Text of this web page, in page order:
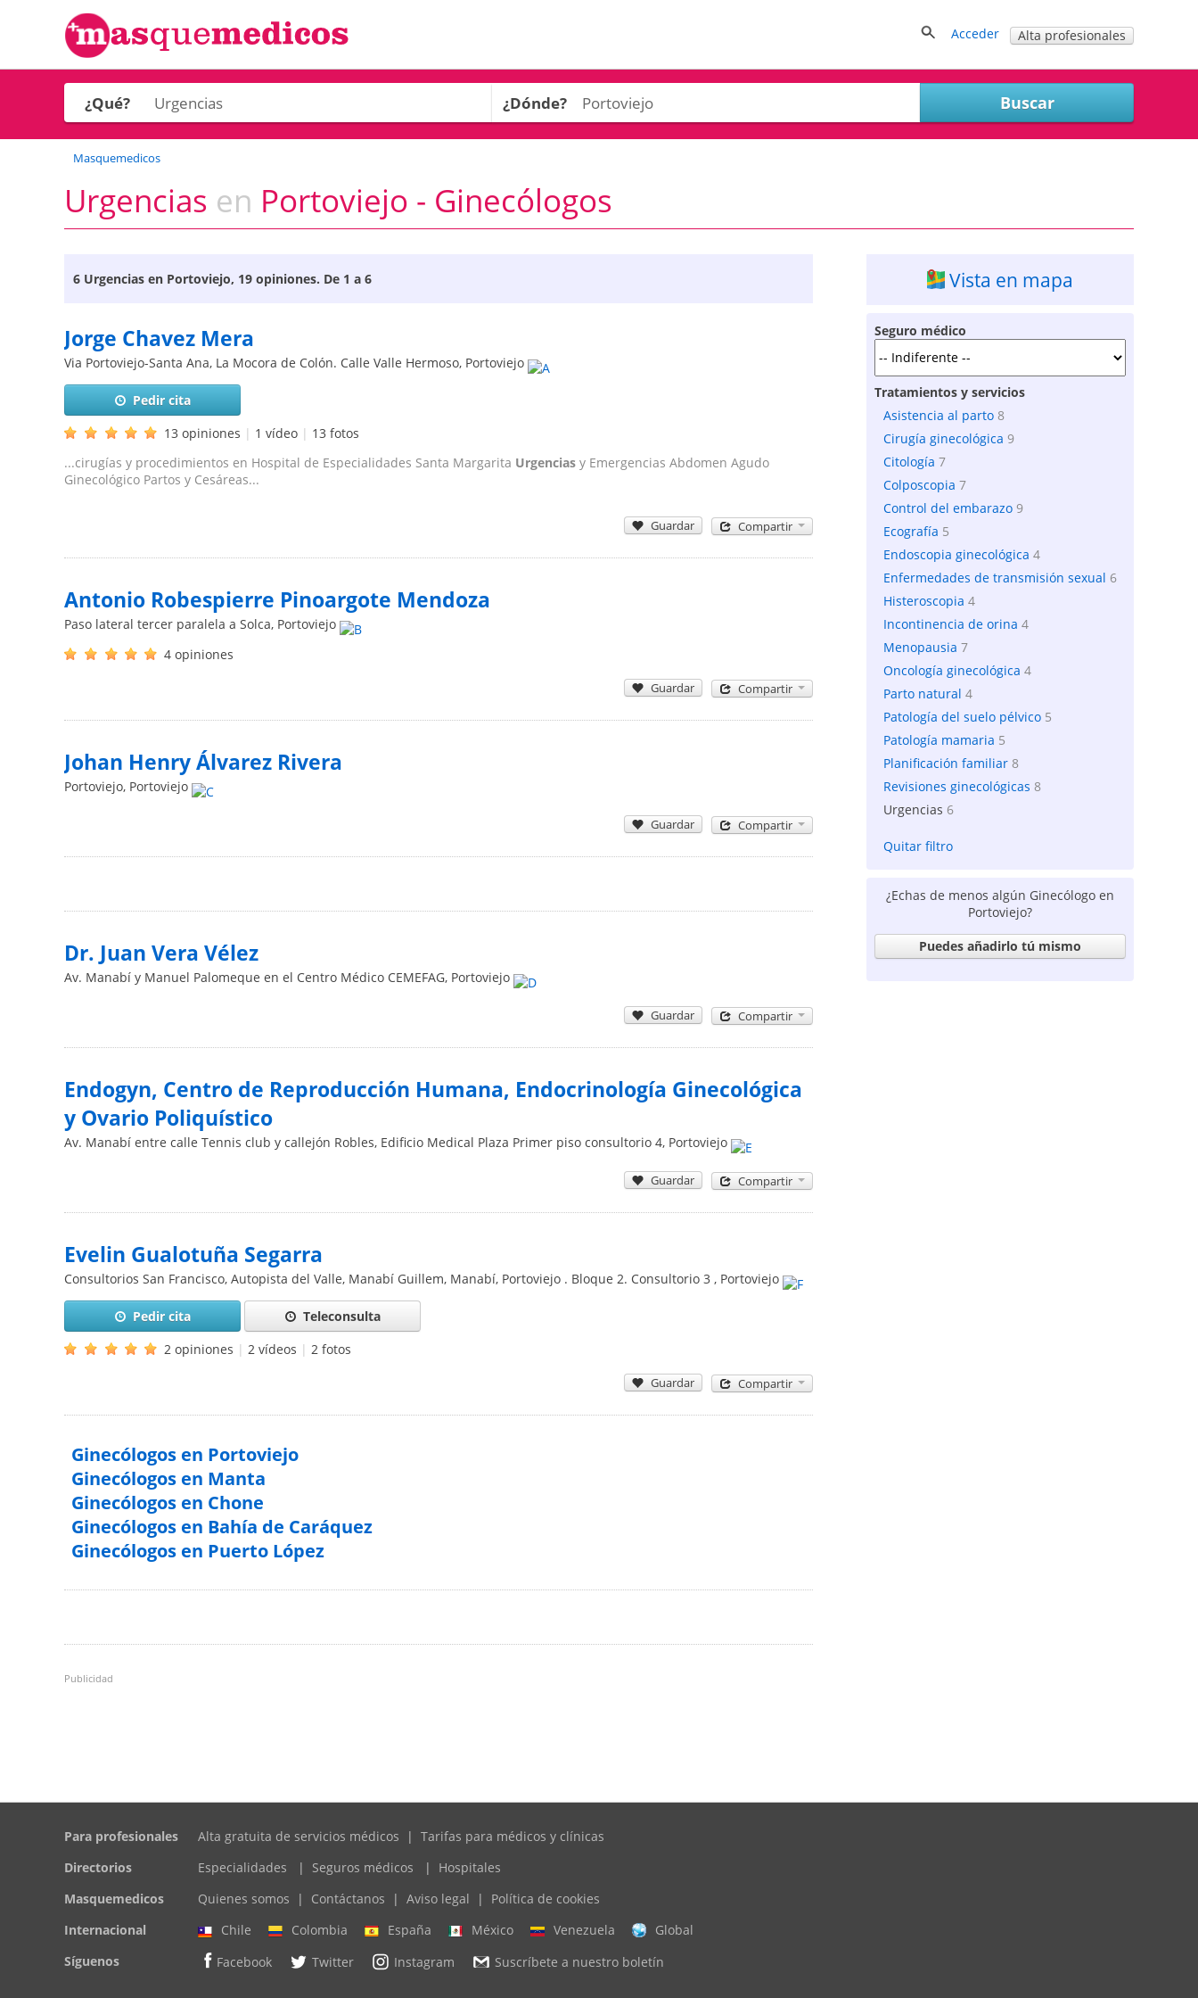
Acceder Alta profesionales
¿Qué? ¿Dónde?
Masquemedicos
Urgencias en Portoviejo - Ginecólogos
6 Urgencias en Portoviejo, 19 opiniones. De 1 a 6
Jorge Chavez Mera
Via Portoviejo-Santa Ana, La Mocora de Colón. Calle Valle Hermoso, Portoviejo
Pedir cita
13 opiniones | 1 vídeo | 13 fotos
...cirugías y procedimientos en Hospital de Especialidades Santa Margarita Urgencias y Emergencias Abdomen Agudo
Ginecológico Partos y Cesáreas...
Guardar Compartir
Antonio Robespierre Pinoargote Mendoza
Paso lateral tercer paralela a Solca, Portoviejo
4 opiniones
Guardar Compartir
Johan Henry Álvarez Rivera
Portoviejo, Portoviejo
Guardar Compartir
Dr. Juan Vera Vélez
Av. Manabí y Manuel Palomeque en el Centro Médico CEMEFAG, Portoviejo
Guardar Compartir
Endogyn, Centro de Reproducción Humana, Endocrinología Ginecológica
y Ovario Poliquístico
Av. Manabí entre calle Tennis club y callejón Robles, Edificio Medical Plaza Primer piso consultorio 4, Portoviejo
Guardar Compartir
Evelin Gualotuña Segarra
Consultorios San Francisco, Autopista del Valle, Manabí Guillem, Manabí, Portoviejo . Bloque 2. Consultorio 3 , Portoviejo
Pedir cita
Teleconsulta
2 opiniones | 2 vídeos | 2 fotos
Guardar Compartir
Ginecólogos en Portoviejo
Ginecólogos en Manta
Ginecólogos en Chone
Ginecólogos en Bahía de Caráquez
Ginecólogos en Puerto López
Vista en mapa
Seguro médico
Tratamientos y servicios
Asistencia al parto 8
Cirugía ginecológica 9
Citología 7
Colposcopia 7
Control del embarazo 9
Ecografía 5
Endoscopia ginecológica 4
Enfermedades de transmisión sexual 6
Histeroscopia 4
Incontinencia de orina 4
Menopausia 7
Oncología ginecológica 4
Parto natural 4
Patología del suelo pélvico 5
Patología mamaria 5
Planificación familiar 8
Revisiones ginecológicas 8
Urgencias 6
Quitar filtro
¿Echas de menos algún Ginecólogo en
Portoviejo?
Puedes añadirlo tú mismo
Publicidad
Para profesionales Alta gratuita de servicios médicos | Tarifas para médicos y clínicas
Directorios
Especialidades | Seguros médicos |
Hospitales
Masquemedicos
Quienes somos | Contáctanos | Aviso legal |
Política de cookies
Internacional
Chile Colombia España México Venezuela
Global
Síguenos
Facebook Twitter Instagram Suscríbete a nuestro boletín